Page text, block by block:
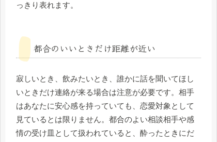
っきり表れます。
都合のいいときだけ距離が近い
寂しいとき、飲みたいとき、誰かに話を聞いてほし
いときだけ連絡が来る場合は注意が必要です。相手
はあなたに安心感を持っていても、恋愛対象として
見ているとは限りません。都合のよい相談相手や感
情の受け皿として扱われていると、酔ったときにだ